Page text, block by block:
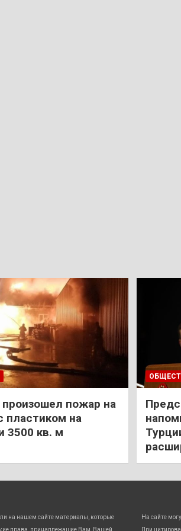
пожар на
пластиком на
3500 кв. м
на нашем сайте материалы, которые
права, принадлежащие Вам, Вашей
На сайте
При